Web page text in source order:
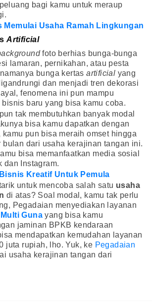
bagi kamu untuk meraup
Memulai Usaha Ramah Lingkungan
Artificial
foto berhias bunga-bunga
lamaran, pernikahan, atau pesta
bunga kertasartificial yang
dan menjadi tren dekorasi
fenomena ini pun mampu
baru yang bisa kamu coba.
tak membutuhkan banyak modal
bisa kamu dapatkan dengan
kamu pun bisa meraih omset hingga
bulan dari usaha kerajinan tangan ini.
bisa memanfaatkan media sosial
dan Instagram.
Bisnis Kreatif Untuk Pemula
untuk mencoba salah satu usaha
di atas? Soal modal, kamu tak perlu
Pegadaian menyediakan layanan
Guna yang bisa kamu
jaminan BPKB kendaraan
mendapatkan kemudahan layanan
juta rupiah, lho. Yuk, ke Pegadaian
usaha kerajinan tangan dari